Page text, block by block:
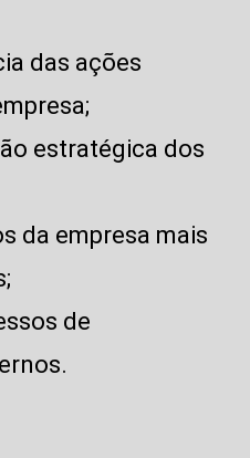
das ações
estratégica dos
da empresa mais
de